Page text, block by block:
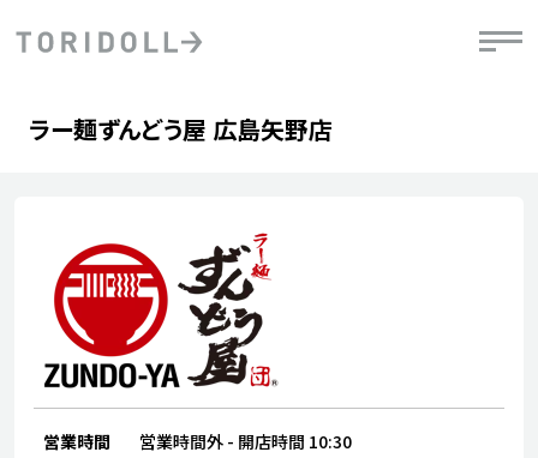
会社情報
経営理念
ニュース
PRニュース
中長期経営計画
デジタルトランス
フォーメーション戦略
粟田社長が語るトリドールDX
DXビジョン2028
トリドールのDX ～これまでとこれから～
ライブラリ
粟田社長が語る
トリドールのサステナビリティ
ステークホルダーとの
コミュニケーション
ラー麺ずんどう屋 広島矢野店
営業時間 営業時間外 - 開店時間 10:30